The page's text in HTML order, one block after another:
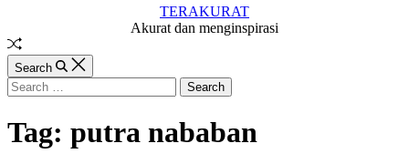
TERAKURAT
Akurat dan menginspirasi
Random
Article
Search
Search
for:
Tag: putra nababan